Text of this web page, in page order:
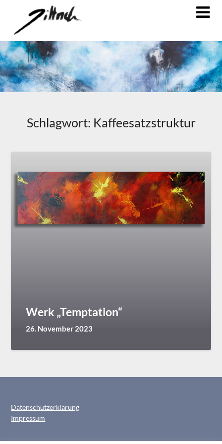
Schlagwort: Kaffeesatzstruktur
Werk „Temptation“
26. November 2023
Datenschutzerklärung
Impressum